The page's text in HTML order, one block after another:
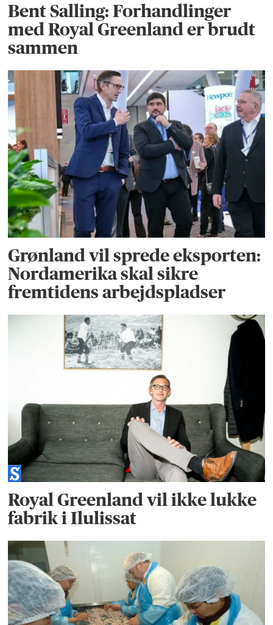
Bent Salling: Forhandlinger
med Royal Greenland er brudt
sammen
Grønland vil sprede eksporten:
Nordamerika skal sikre
fremtidens arbejdspladser
Royal Greenland vil ikke lukke
fabrik i Ilulissat